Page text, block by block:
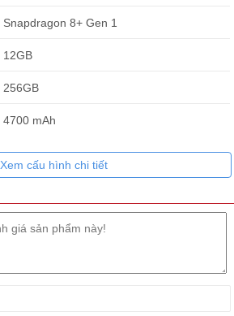
Snapdragon 8+ Gen 1
12GB
256GB
4700 mAh
Xem cấu hình chi tiết